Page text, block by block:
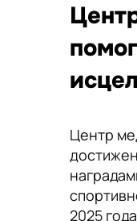
Центр
2025